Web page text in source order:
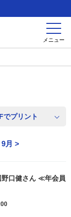
メニュー
でプリント
9月 >
野口健さん ≪年会員